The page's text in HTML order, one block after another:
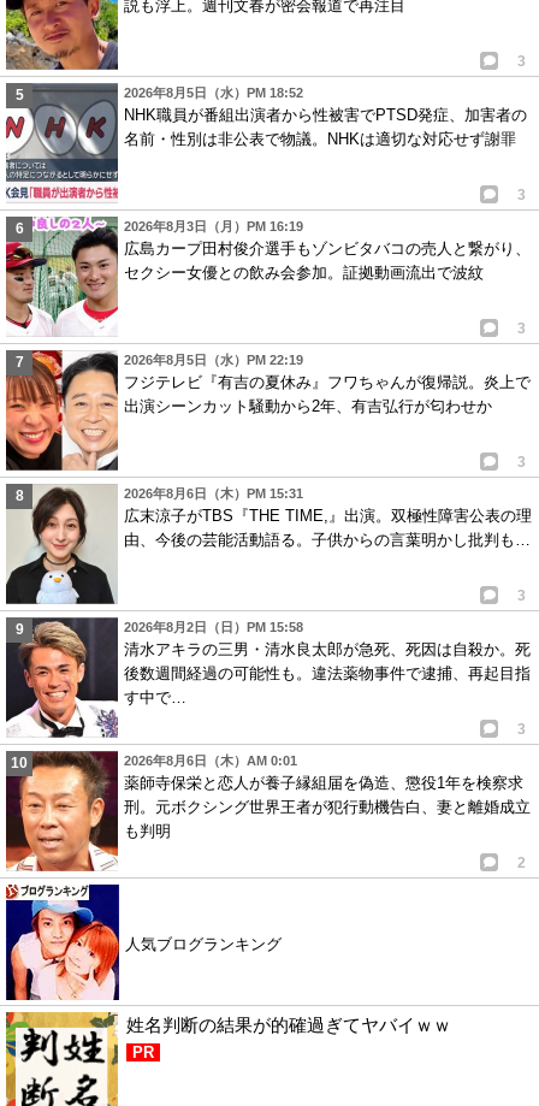
説も浮上。週刊文春が密会報道で再注目
3
2026年8月5日（水）PM 18:52
NHK職員が番組出演者から性被害でPTSD発症、加害者の
名前・性別は非公表で物議。NHKは適切な対応せず謝罪
3
2026年8月3日（月）PM 16:19
広島カープ田村俊介選手もゾンビタバコの売人と繋がり、
セクシー女優との飲み会参加。証拠動画流出で波紋
3
2026年8月5日（水）PM 22:19
フジテレビ『有吉の夏休み』フワちゃんが復帰説。炎上で
出演シーンカット騒動から2年、有吉弘行が匂わせか
3
2026年8月6日（木）PM 15:31
広末涼子がTBS『THE TIME,』出演。双極性障害公表の理
由、今後の芸能活動語る。子供からの言葉明かし批判も…
3
2026年8月2日（日）PM 15:58
清水アキラの三男・清水良太郎が急死、死因は自殺か。死
後数週間経過の可能性も。違法薬物事件で逮捕、再起目指
す中で…
3
2026年8月6日（木）AM 0:01
薬師寺保栄と恋人が養子縁組届を偽造、懲役1年を検察求
刑。元ボクシング世界王者が犯行動機告白、妻と離婚成立
も判明
2
人気ブログランキング
姓名判断の結果が的確過ぎてヤバイｗｗ
PR